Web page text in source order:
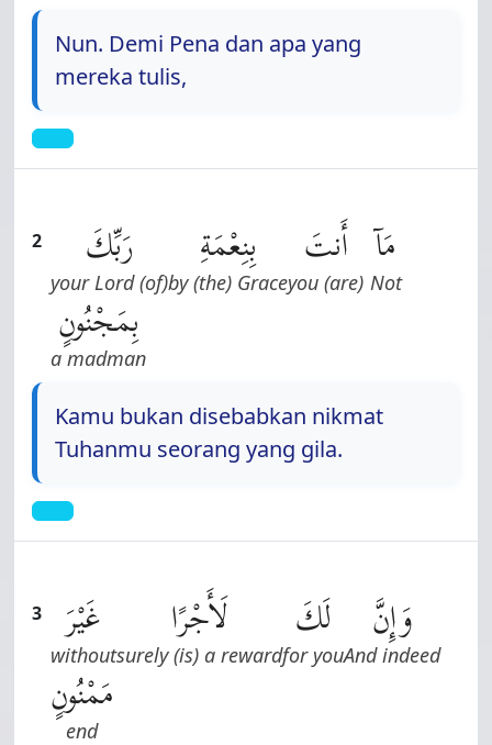
Nun. Demi Pena dan apa yang
mereka tulis,
2 مَآ
Not
أَنتَ
you (are)
بِنِعْمَةِ
by (the) Grace
رَبِّكَ
(of) your Lord
بِمَجْنُونٍ
a madman
Kamu bukan disebabkan nikmat
Tuhanmu seorang yang gila.
3 وَإِنَّ
And indeed
لَكَ
for you
لَأَجْرًا
surely (is) a reward
غَيْرَ
without
مَمْنُونٍ
end